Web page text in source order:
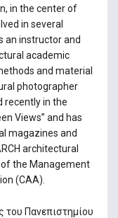
in the center of
in several
an instructor and
academic
and material
photographer
recently in the
Views” and has
magazines and
architectural
the Management
(CAA).
του Πανεπιστημίου